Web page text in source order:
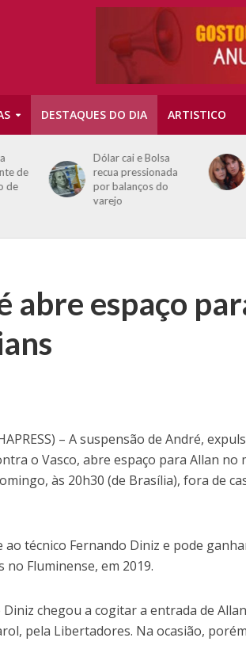
DESTAQUES DO DIA ARTISTICO
de
de
Dólar cai e Bolsa
recua pressionada
por balanços do
varejo
abre espaço
– A suspensão de André,
o Vasco, abre espaço para Allan no
às 20h30 (de Brasília), fora de
técnico Fernando Diniz e pode
Fluminense, em 2019.
chegou a cogitar a entrada de
pela Libertadores. Na ocasião,